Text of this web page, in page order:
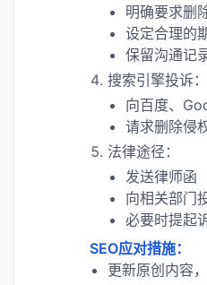
明确要求删
设定合理的
保留沟通记
搜索引擎投诉：
向百度、
请求删除侵
法律途径：
发送律师函
向相关部门
必要时提起
SEO应对措施：
更新原创内容